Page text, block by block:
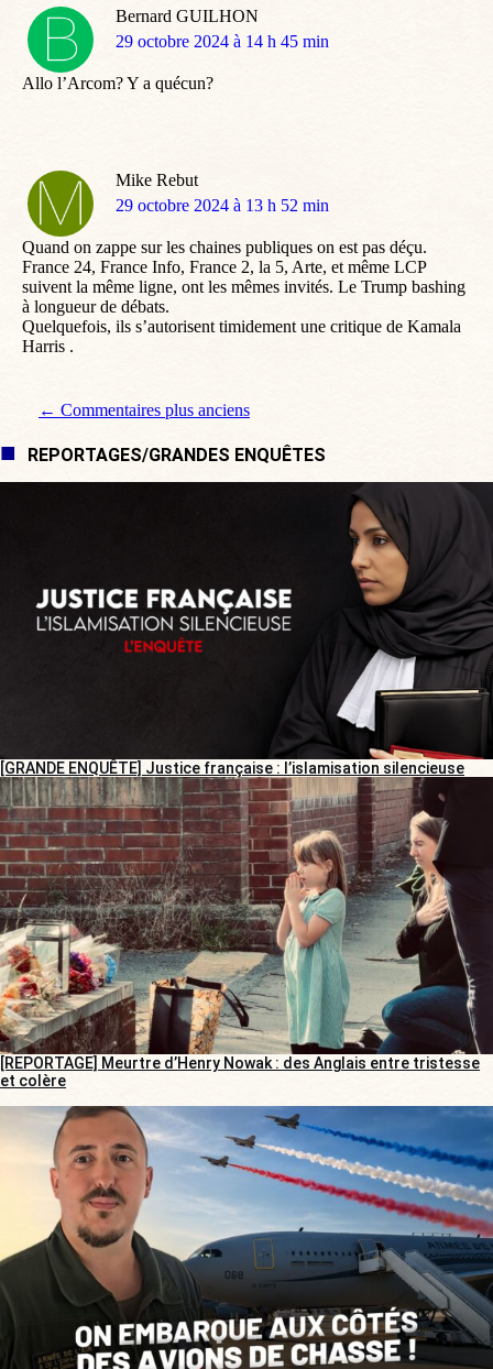
Bernard GUILHON
dit
29 octobre 2024 à 14 h 45 min
Allo l’Arcom? Y a quécun?
Mike Rebut
dit
29 octobre 2024 à 13 h 52 min
Quand on zappe sur les chaines publiques on est pas déçu.
France 24, France Info, France 2, la 5, Arte, et même LCP
suivent la même ligne, ont les mêmes invités. Le Trump bashing
à longueur de débats.
Quelquefois, ils s’autorisent timidement une critique de Kamala
Harris .
Navigation de commentaire
← Commentaires plus anciens
REPORTAGES/GRANDES ENQUÊTES
[GRANDE ENQUÊTE] Justice française : l’islamisation silencieuse
[REPORTAGE] Meurtre d’Henry Nowak : des Anglais entre tristesse
et colère